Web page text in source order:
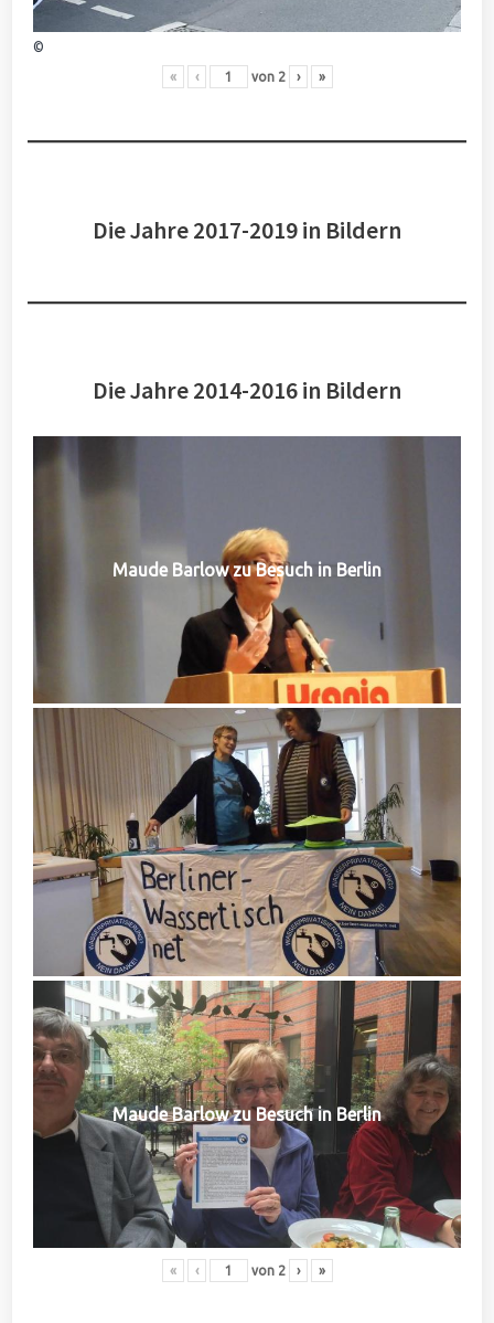
©
« ‹ von 2 › »
Die Jahre 2017-2019 in Bildern
Die Jahre 2014-2016 in Bildern
Maude Barlow zu Besuch in Berlin
Maude Barlow zu Besuch in Berlin
« ‹ von 2 › »